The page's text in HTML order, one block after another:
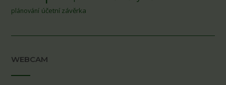
plánování účetní závěrka
WEBCAM